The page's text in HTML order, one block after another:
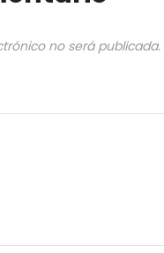
no será publicada.